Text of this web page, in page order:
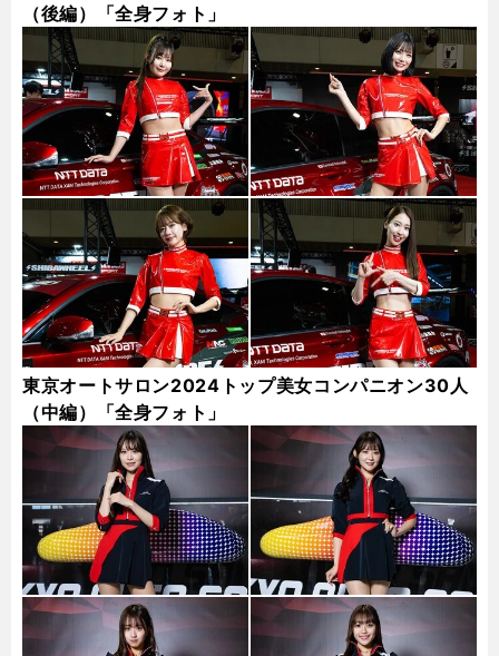
（後編）「全身フォト」
東京オートサロン2024トップ美女コンパニオン30人
（中編）「全身フォト」